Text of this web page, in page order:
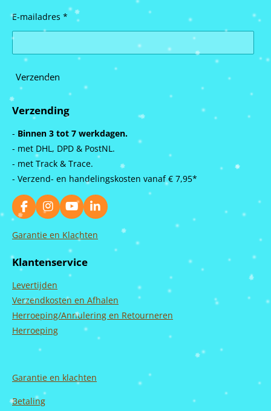
E-mailadres *
Verzenden
Verzending
- Binnen 3 tot 7 werkdagen.
- met DHL, DPD & PostNL.
- met Track & Trace.
- Verzend- en handelingskosten vanaf € 7,95*
F
a
c
o
k
I
n
s
g
a
m
Y
o
u
u
b
e
L
i
n
Garantie en Klachten
Klantenservice
Levertijden
Verzendkosten en Afhalen
Herroeping/Annulering en Retourneren
Herroeping
Garantie en klachten
Betaling